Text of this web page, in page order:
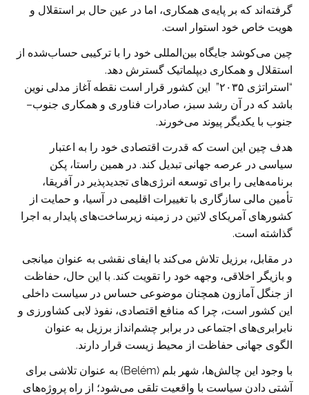
گرفته‌اند که بر پایه‌ی همکاری، اما در عین حال بر استقلال و
هویت خاص خود استوار است.
چین می‌کوشد جایگاه بین‌المللی خود را با ترکیبی حساب‌شده از
استقلال و همکاری دیپلماتیک گسترش دهد.
“استراتژی ۲۰۳۵” این کشور قرار است نقطه‌ آغاز مدلی نوین
باشد که در آن رشد سبز، صادرات فناوری و همکاری جنوب–
جنوب با یکدیگر پیوند می‌خورند.
هدف چین این است که قدرت اقتصادی خود را به اعتبار
سیاسی در عرصه جهانی تبدیل کند. در همین راستا، پکن
برنامه‌هایی را برای توسعه انرژی‌های تجدیدپذیر در آفریقا،
تأمین مالی سازگاری با تغییرات اقلیمی در آسیا، و حمایت از
کشورهای آمریکای لاتین در زمینه زیرساخت‌های پایدار به اجرا
گذاشته است.
در مقابل، برزیل تلاش می‌کند با ایفای نقشی به عنوان میانجی
و بازیگر اخلاقی، وجهه خود را تقویت کند. با این حال، حفاظت
از جنگل آمازون همچنان موضوعی حساس در سیاست داخلی
این کشور است، چرا که منافع اقتصادی، نفوذ لابی کشاورزی و
نابرابری‌های اجتماعی در برابر چشم‌انداز برزیل به عنوان
الگوی جهانی حفاظت از محیط زیست قرار دارند.
با وجود این چالش‌ها، شهر بلم (Belém) به عنوان تلاشی برای
آشتی دادن سیاست با واقعیت تلقی می‌شود؛ از راه پروژه‌های